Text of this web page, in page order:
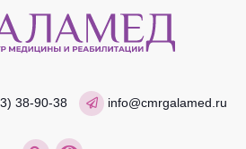
38-90-38 info@cmrgalamed.ru